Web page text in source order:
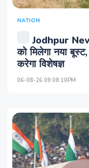
NATION
Jodhpur
को मिलेगा नया
करेगा विशेषज्ञ
06-08-26 09:08:10PM